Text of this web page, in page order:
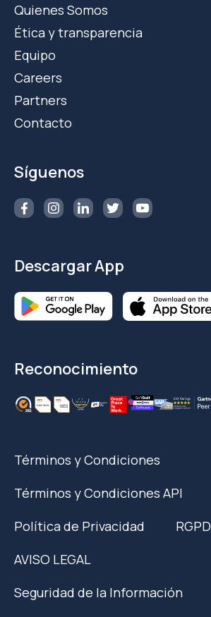
Quienes Somos
Ética y transparencia
Equipo
Careers
Partners
Contacto
Síguenos
Descargar App
Reconocimiento
Términos y Condiciones
Términos y Condiciones API
Política de Privacidad
RGPD
AVISO LEGAL
Seguridad de la Información